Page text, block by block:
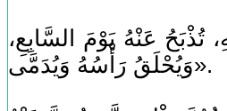
عَنْهُ يَوْمَ السَّابِعِ،
وَيُحْلَقُ رَأْسُهُ وَيُدَمَّى».